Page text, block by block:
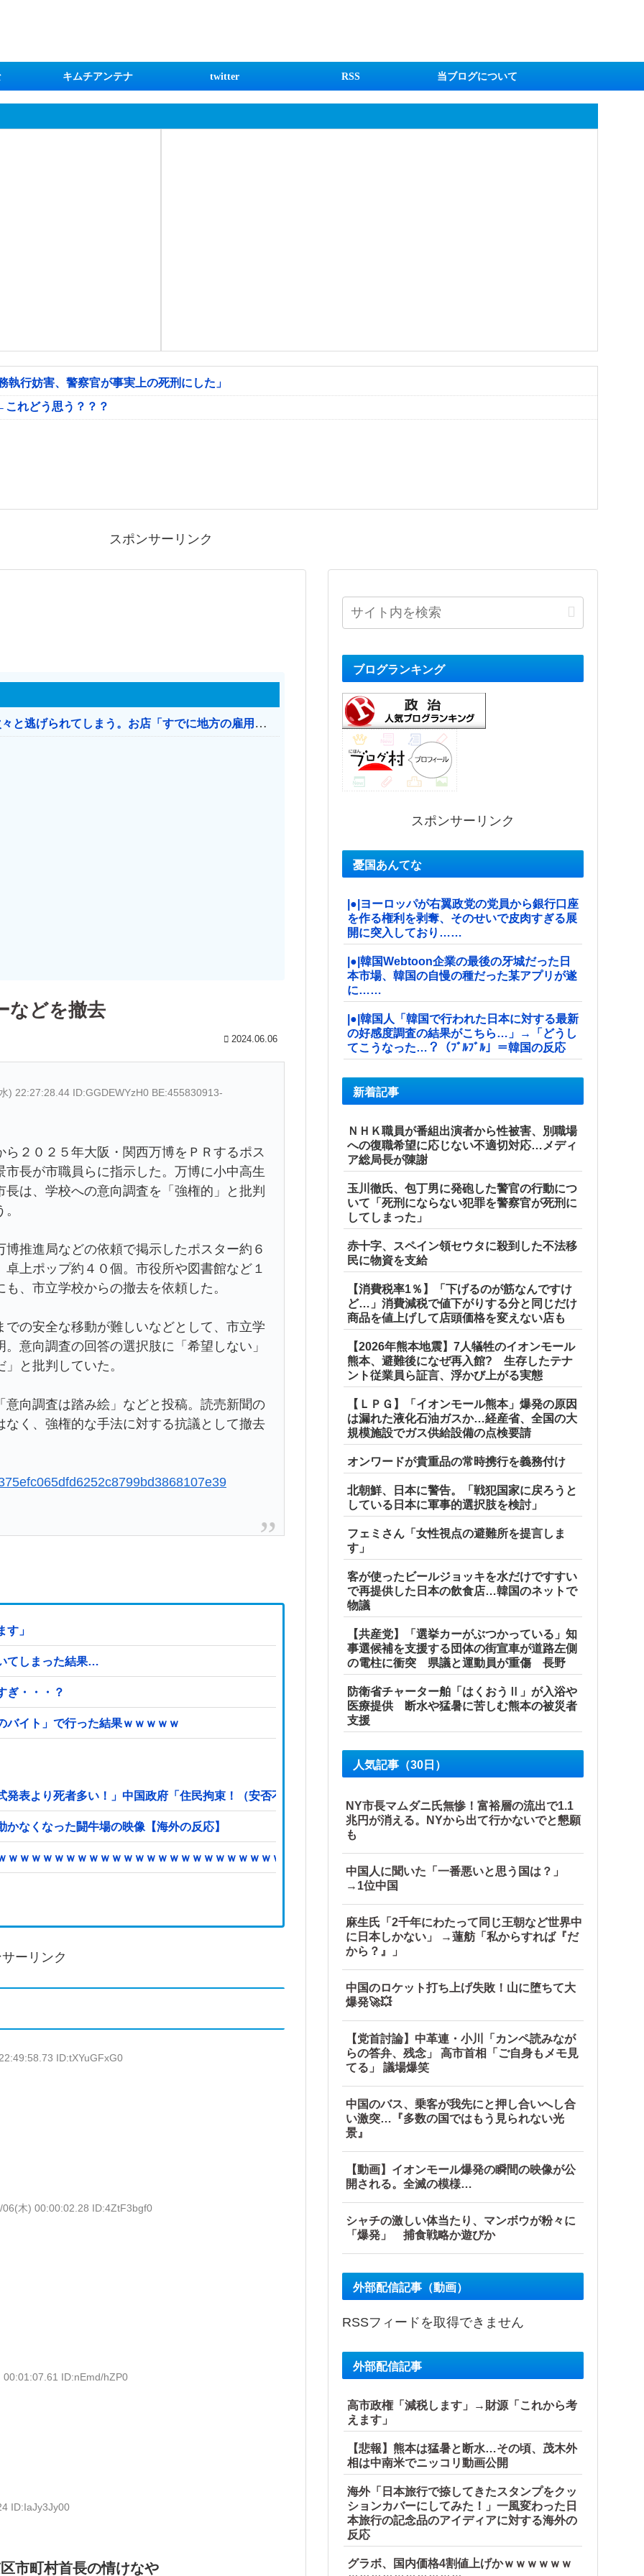
キムチアンテナ twitter RSS 当ブログについて
行妨害、警察官が事実上の死刑にした」
れどう思う？？？
スポンサーリンク
日本のお店、時給1500円でもミャンマー人に次々と逃げられてしまう。お店「すでに地方の雇用は崩壊」
などを撤去
2024.06.06
) 22:27:28.44 ID:GGDEWYzH0 BE:455830913-
２０２５年大阪・関西万博をＰＲするポス
長が市職員らに指示した。万博に小中高生
は、学校への意向調査を「強権的」と批判
推進局などの依頼で掲示したポスター約６
上ポップ約４０個。市役所や図書館など１
、市立学校からの撤去を依頼した。
の安全な移動が難しいなどとして、市立学
意向調査の回答の選択肢に「希望しない」
と批判していた。
向調査は踏み絵」などと投稿。読売新聞の
く、強権的な手法に対する抗議として撤去
」
てしまった結果…
ぎ・・・？
バイト」で行った結果ｗｗｗｗｗ
表より死者多い！」中国政府「住民拘束！（安否不明」中国当局「救助隊動画も削除」台風13号「三峡ダム接近中」→
なくなった闘牛場の映像【海外の反応】
ｗｗｗｗｗｗｗｗｗｗｗｗｗｗｗｗｗｗｗｗｗｗｗｗｗｗｗｗｗｗｗｗｗｗｗｗｗｗｗｗ他
ーリンク
ID:tXYuGFxG0
06(木) 00:00:02.28 ID:4ZtF3bgf0
ID:nEmd/hZP0
ID:IaJy3Jy00
市町村首長の情けなや
ブログランキング
スポンサーリンク
憂国あんてな
|●|ヨーロッパが右翼政党の党員から銀行口座
を作る権利を剥奪、そのせいで皮肉すぎる展
開に突入しており……
|●|韓国Webtoon企業の最後の牙城だった日
本市場、韓国の自慢の種だった某アプリが遂
に……
|●|韓国人「韓国で行われた日本に対する最新
の好感度調査の結果がこちら…」→「どうし
てこうなった…？（ﾌﾞﾙﾌﾞﾙ」＝韓国の反応
新着記事
ＮＨＫ職員が番組出演者から性被害、別職場
への復職希望に応じない不適切対応…メディ
ア総局長が陳謝
玉川徹氏、包丁男に発砲した警官の行動につ
いて「死刑にならない犯罪を警察官が死刑に
してしまった」
赤十字、スペイン領セウタに殺到した不法移
民に物資を支給
【消費税率1％】「下げるのが筋なんですけ
ど…」消費減税で値下がりする分と同じだけ
商品を値上げして店頭価格を変えない店も
【2026年熊本地震】7人犠牲のイオンモール
熊本、避難後になぜ再入館? 生存したテナ
ント従業員ら証言、浮かび上がる実態
【ＬＰＧ】「イオンモール熊本」爆発の原因
は漏れた液化石油ガスか…経産省、全国の大
規模施設でガス供給設備の点検要請
オンワードが貴重品の常時携行を義務付け
北朝鮮、日本に警告。「戦犯国家に戻ろうと
している日本に軍事的選択肢を検討」
フェミさん「女性視点の避難所を提言しま
す」
客が使ったビールジョッキを水だけですすい
で再提供した日本の飲食店…韓国のネットで
物議
【共産党】「選挙カーがぶつかっている」知
事選候補を支援する団体の街宣車が道路左側
の電柱に衝突 県議と運動員が重傷 長野
防衛省チャーター舶「はくおうⅡ」が入浴や
医療提供 断水や猛暑に苦しむ熊本の被災者
支援
人気記事（30日）
NY市長マムダニ氏無惨！富裕層の流出で1.1
兆円が消える。NYから出て行かないでと懇願
も
中国人に聞いた「一番悪いと思う国は？」
→1位中国
麻生氏「2千年にわたって同じ王朝など世界中
に日本しかない」 →蓮舫「私からすれば『だ
から？』」
中国のロケット打ち上げ失敗！山に堕ちて大
爆発🚀💥
【党首討論】中革連・小川「カンペ読みなが
らの答弁、残念」 高市首相「ご自身もメモ見
てる」 議場爆笑
中国のバス、乗客が我先にと押し合いへし合
い激突…『多数の国ではもう見られない光
景』
【動画】イオンモール爆発の瞬間の映像が公
開される。全滅の模様…
シャチの激しい体当たり、マンボウが粉々に
「爆発」 捕食戦略か遊びか
外部配信記事（動画）
RSSフィードを取得できません
外部配信記事
高市政権「減税します」→財源「これから考
えます」
【悲報】熊本は猛暑と断水…その頃、茂木外
相は中南米でニッコリ動画公開
海外「日本旅行で捺してきたスタンプをクッ
ションカバーにしてみた！」一風変わった日
本旅行の記念品のアイディアに対する海外の
反応
グラボ、国内価格4割値上げかｗｗｗｗｗｗ